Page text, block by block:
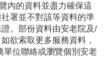
內的資料並盡力確保這
署並不對該等資料的準
。部份資料由安老院及/
欲索取更多服務資料，
單位聯絡或瀏覽個別安老